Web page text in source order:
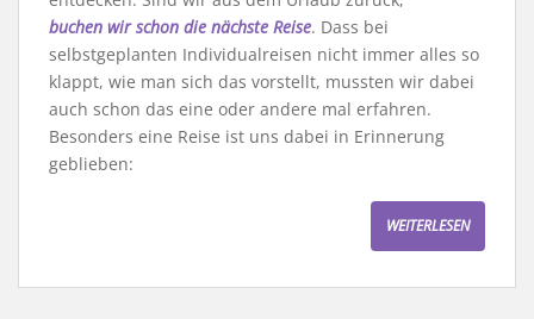
buchen wir schon die nächste Reise. Dass bei
selbstgeplanten Individualreisen nicht immer alles so
klappt, wie man sich das vorstellt, mussten wir dabei
auch schon das eine oder andere mal erfahren.
Besonders eine Reise ist uns dabei in Erinnerung
geblieben:
WEITERLESEN